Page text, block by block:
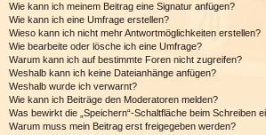
Wie kann ich meinem Beitrag eine Signatur anfügen?
Wie kann ich eine Umfrage erstellen?
Wieso kann ich nicht mehr Antwortmöglichkeiten erstellen?
Wie bearbeite oder lösche ich eine Umfrage?
Warum kann ich auf bestimmte Foren nicht zugreifen?
Weshalb kann ich keine Dateianhänge anfügen?
Weshalb wurde ich verwarnt?
Wie kann ich Beiträge den Moderatoren melden?
Was bewirkt die „Speichern“-Schaltfläche beim Schreiben
Warum muss mein Beitrag erst freigegeben werden?